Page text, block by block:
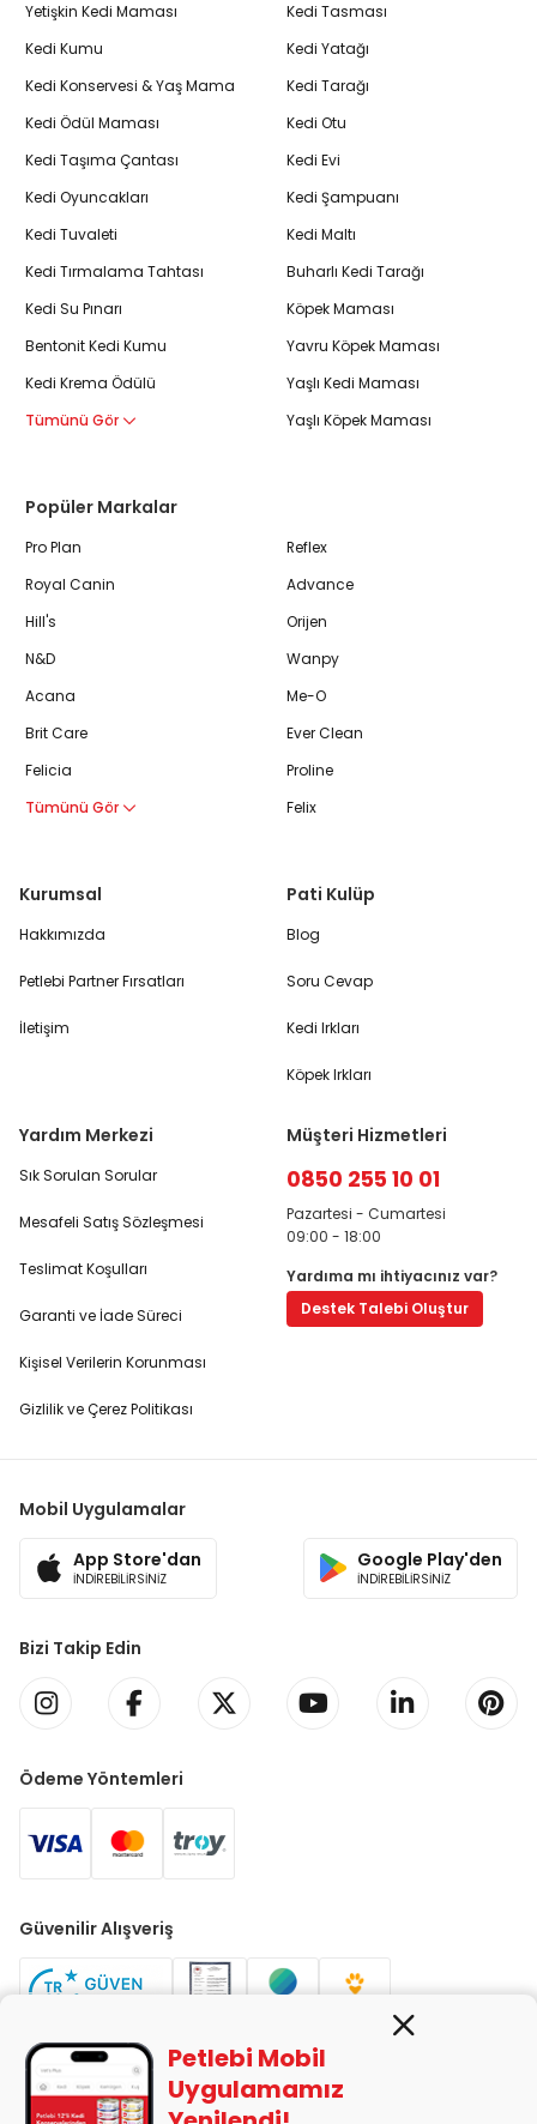
Yetişkin Kedi Maması
Kedi Kumu
Kedi Konservesi & Yaş Mama
Kedi Ödül Maması
Kedi Taşıma Çantası
Kedi Oyuncakları
Kedi Tuvaleti
Kedi Tırmalama Tahtası
Kedi Su Pınarı
Bentonit Kedi Kumu
Kedi Krema Ödülü
Tümünü Gör
Kedi Tasması
Kedi Yatağı
Kedi Tarağı
Kedi Otu
Kedi Evi
Kedi Şampuanı
Kedi Maltı
Buharlı Kedi Tarağı
Köpek Maması
Yavru Köpek Maması
Yaşlı Kedi Maması
Yaşlı Köpek Maması
Popüler Markalar
Pro Plan
Royal Canin
Hill's
N&D
Acana
Brit Care
Felicia
Tümünü Gör
Reflex
Advance
Orijen
Wanpy
Me-O
Ever Clean
Proline
Felix
Kurumsal
Hakkımızda
Petlebi Partner Fırsatları
İletişim
Pati Kulüp
Blog
Soru Cevap
Kedi Irkları
Köpek Irkları
Yardım Merkezi
Sık Sorulan Sorular
Mesafeli Satış Sözleşmesi
Teslimat Koşulları
Garanti ve İade Süreci
Kişisel Verilerin Korunması
Gizlilik ve Çerez Politikası
Müşteri Hizmetleri
0850 255 10 01
Pazartesi - Cumartesi
09:00 - 18:00
Yardıma mı ihtiyacınız var?
Destek Talebi Oluştur
Mobil Uygulamalar
App Store'dan
İNDİREBİLİRSİNİZ
Google Play'den
İNDİREBİLİRSİNİZ
Bizi Takip Edin
Ödeme Yöntemleri
Güvenilir Alışveriş
Petlebi Mobil
Uygulamamız